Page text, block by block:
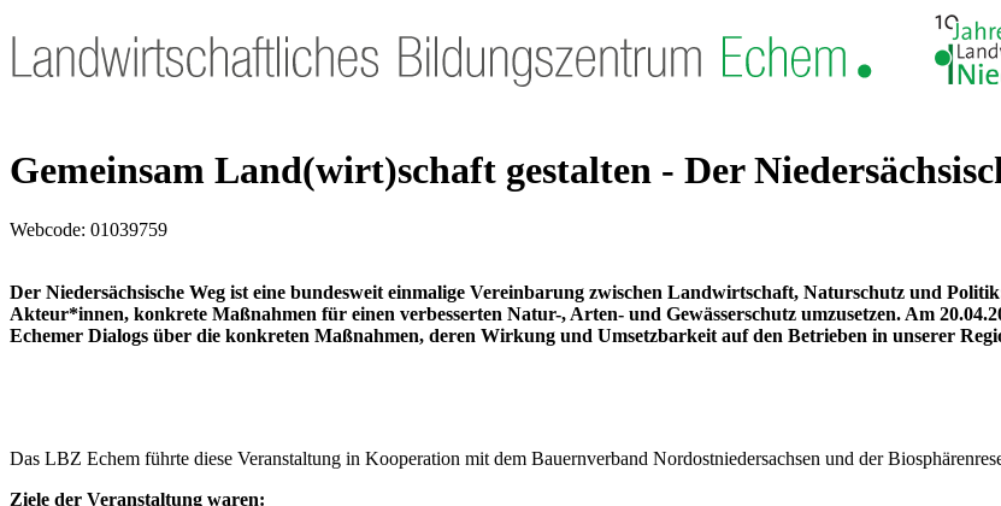
Gemeinsam Land(wirt)schaft gestalten - Der
Webcode: 01039759
Der Niedersächsische Weg ist eine bundesweit einmalige Vereinbarung zwischen Landwirtschaft, Naturschutz und
Akteur*innen, konkrete Maßnahmen für einen verbesserten Natur-, Arten- und Gewässerschutz umzusetzen. Am
Echemer Dialogs über die konkreten Maßnahmen, deren Wirkung und Umsetzbarkeit auf den Betrieben in unserer
Das LBZ Echem führte diese Veranstaltung in Kooperation mit dem Bauernverband Nordostniedersachsen und der
Ziele der Veranstaltung waren: